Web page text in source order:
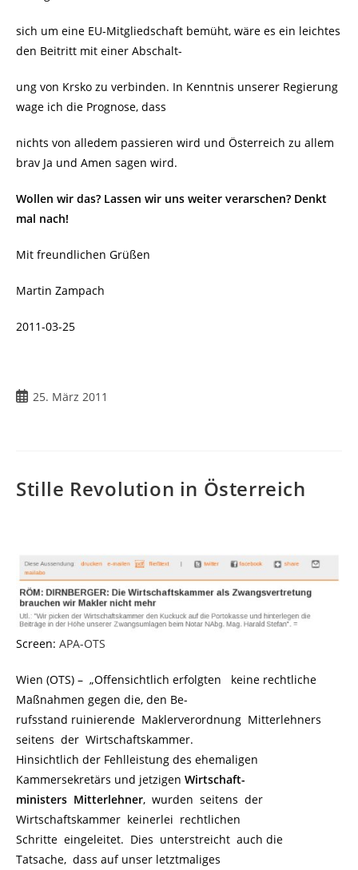
sich um eine EU-Mitgliedschaft bemüht, wäre es ein leichtes
den Beitritt mit einer Abschalt-
ung von Krsko zu verbinden. In Kenntnis unserer Regierung
wage ich die Prognose, dass
nichts von alledem passieren wird und Österreich zu allem
brav Ja und Amen sagen wird.
Wollen wir das? Lassen wir uns weiter verarschen? Denkt
mal nach!
Mit freundlichen Grüßen
Martin Zampach
2011-03-25
Beitrag
25. März 2011
Stille Revolution in Österreich
Screen: APA-OTS
Wien (OTS) – „Offensichtlich erfolgten keine rechtliche
Maßnahmen gegen die, den Be-
rufsstand ruinierende Maklerverordnung Mitterlehners
seitens der Wirtschaftskammer.
Hinsichtlich der Fehlleistung des ehemaligen
Kammersekretärs und jetzigen Wirtschaft-
ministers Mitterlehner, wurden seitens der
Wirtschaftskammer keinerlei rechtlichen
Schritte eingeleitet. Dies unterstreicht auch die
Tatsache, dass auf unser letztmaliges